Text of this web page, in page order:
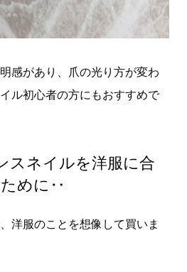
感があり、爪の光り方が変わ
ル初心者の方にもおすすめで
スネイルを洋服に合
めに‥
洋服のことを想像して買いま